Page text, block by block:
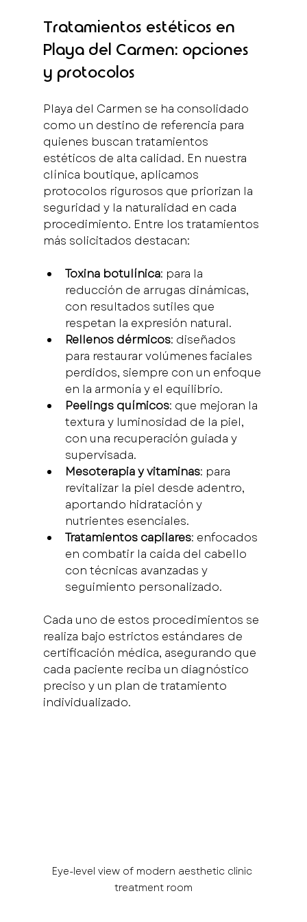
Tratamientos estéticos en
Playa del Carmen: opciones
y protocolos
Playa del Carmen se ha consolidado
como un destino de referencia para
quienes buscan tratamientos
estéticos de alta calidad. En nuestra
clínica boutique, aplicamos
protocolos rigurosos que priorizan la
seguridad y la naturalidad en cada
procedimiento. Entre los tratamientos
más solicitados destacan:
Toxina botulínica: para la
reducción de arrugas dinámicas,
con resultados sutiles que
respetan la expresión natural.
Rellenos dérmicos: diseñados
para restaurar volúmenes faciales
perdidos, siempre con un enfoque
en la armonía y el equilibrio.
Peelings químicos: que mejoran la
textura y luminosidad de la piel,
con una recuperación guiada y
supervisada.
Mesoterapia y vitaminas: para
revitalizar la piel desde adentro,
aportando hidratación y
nutrientes esenciales.
Tratamientos capilares: enfocados
en combatir la caída del cabello
con técnicas avanzadas y
seguimiento personalizado.
Cada uno de estos procedimientos se
realiza bajo estrictos estándares de
certificación médica, asegurando que
cada paciente reciba un diagnóstico
preciso y un plan de tratamiento
individualizado.
Eye-level view of modern aesthetic clinic
treatment room